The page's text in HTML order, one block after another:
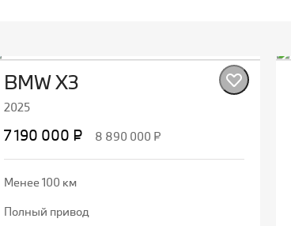
BMW X3
2025
7 190 000 ₽ 8 890 000 ₽
Менее 100 км
полный привод